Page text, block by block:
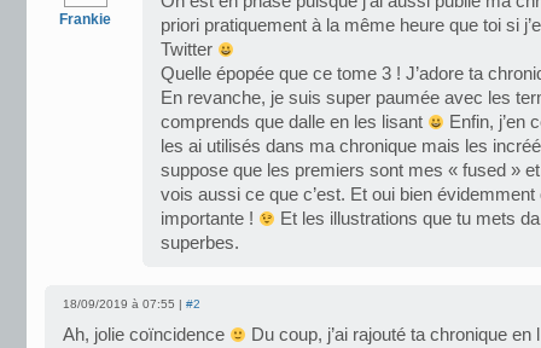
Frankie
priori pratiquement à la même heure que toi si
Twitter
Quelle épopée que ce tome 3 ! J’adore ta
En revanche, je suis super paumée avec les
comprends que dalle en les lisant
Enfin, j’en
les ai utilisés dans ma chronique mais les
suppose que les premiers sont mes « fused »
vois aussi ce que c’est. Et oui bien
importante !
Et les illustrations que tu mets
superbes.
18/09/2019 à 07:55 | #2
Ah, jolie coïncidence
Du coup, j’ai rajouté ta chronique en